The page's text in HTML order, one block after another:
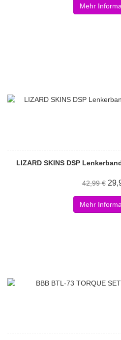
Mehr
LIZARD SKINS DSP
42,99 €
Mehr